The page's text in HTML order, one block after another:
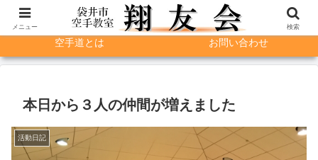
入会希望の方へ 指導者紹介
空手道とは お問い合わせ
本日から３人の仲間が増えました
活動日記
メニュー 検索